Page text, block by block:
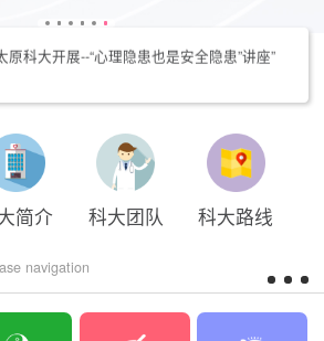
原科大开展--“心理隐患也是安全隐患”讲座”
简介 科大团队 科大路线
navigation